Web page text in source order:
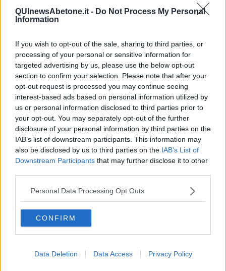
QUInewsAbetone.it - Do Not Process My Personal
Information
If you wish to opt-out of the sale, sharing to third parties, or
processing of your personal or sensitive information for
targeted advertising by us, please use the below opt-out
section to confirm your selection. Please note that after your
opt-out request is processed you may continue seeing
interest-based ads based on personal information utilized by
us or personal information disclosed to third parties prior to
your opt-out. You may separately opt-out of the further
disclosure of your personal information by third parties on the
IAB’s list of downstream participants. This information may
also be disclosed by us to third parties on the IAB’s List of
Downstream Participants that may further disclose it to other
Personal Data Processing Opt Outs
CONFIRM
Data Deletion Data Access Privacy Policy
25 Aprile
Todo el bien, todo el mal
Le parole
​L’Australiana
Le stelle del jazz
Vita & morte
Auguri
Moro
Passanti
Continuando, la nonna e il carretto
Metaverso smart
Fiamme
Anzi
Confessioni autoreferenziali
Utopie
Estate
Il diluvio
Pensieri incoerenti
Dal balcone
Insomnia
Lo sgombero